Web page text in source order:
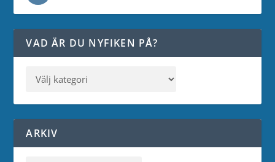
VAD ÄR DU NYFIKEN PÅ?
ARKIV